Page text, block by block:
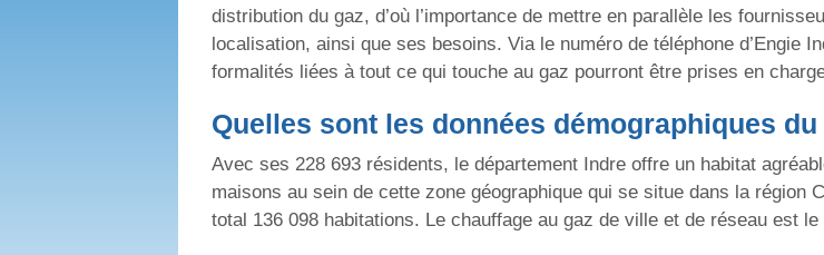
distribution du gaz, d’où l’importance de mettre en parallèle les
localisation, ainsi que ses besoins. Via le numéro de téléphone d’Engie
formalités liées à tout ce qui touche au gaz pourront être prises en
Quelles sont les données démographiques
Avec ses 228 693 résidents, le département Indre offre un habitat
maisons au sein de cette zone géographique qui se situe dans la région
total 136 098 habitations. Le chauffage au gaz de ville et de réseau est